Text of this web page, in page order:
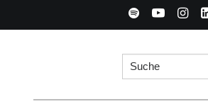
Search for: